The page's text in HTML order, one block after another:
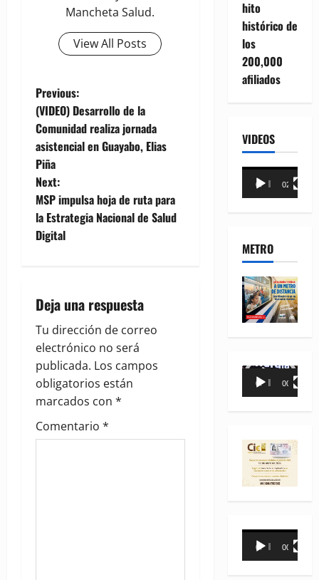
Mancheta Salud.
View All Posts
P
o
s
t
n
a
i
g
a
t
i
Previous:
(VIDEO) Desarrollo de la
Comunidad realiza jornada
asistencial en Guayabo, Elias
Piña
Next:
MSP impulsa hoja de ruta para
la Estrategia Nacional de Salud
Digital
Deja una respuesta
Tu dirección de correo
electrónico no será
publicada. Los campos
obligatorios están
marcados con *
Comentario *
hito
histórico de
los
200,000
afiliados
VIDEOS
Reproductor
00:00 02:18
METRO
Reproductor
00:00 00:35
Reproductor
00:00 00:31